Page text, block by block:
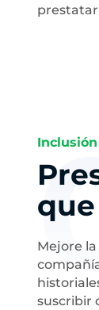
Inclusión
Mejore
suscribir